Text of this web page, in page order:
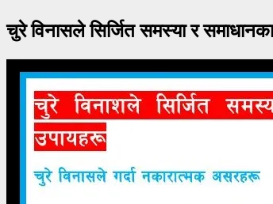
चुरे विनासले सिर्जित समस्या र